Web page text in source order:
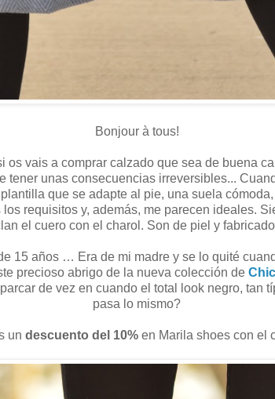
Bonjour à tous!
os vais a comprar calzado que sea de buena
tener unas consecuencias irreversibles...
que se adapte al pie, una suela
requisitos y, además, me parecen ideales.
el cuero con el charol. Son de piel y
15 años … Era de mi madre y se lo quité
precioso abrigo de la nueva colección de
de vez en cuando el total look negro, tan
pasa lo mismo?
un descuento del 10% en Marila shoes con el